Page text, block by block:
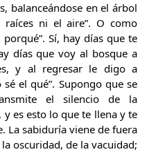
balanceándose en el árbol
ni el aire”. O como
Sí, hay días que te
días que voy al bosque a
y al regresar le digo a
el qué”. Supongo que se
el silencio de la
y es esto lo que te llena y te
La sabiduría viene de fuera
oscuridad, de la vacuidad;